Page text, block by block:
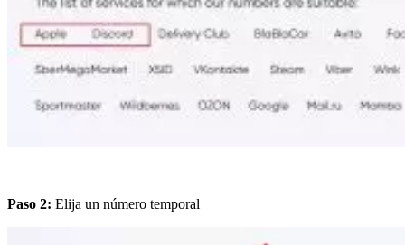
Paso 2: Elija un número temporal